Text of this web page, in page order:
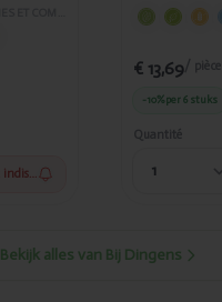
€ 13,69/ pièce
-10%per 6 stuks
Quantité
Bekijk alles van Bij Dingens